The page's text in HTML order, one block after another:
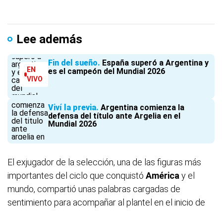
Lee además
EN
VIVO
Fin del sueño España superó a Argentina y
es el campeón del Mundial 2026
Viví la previa Argentina comienza la
defensa del título ante Argelia en el
Mundial 2026
El exjugador de la selección, una de las figuras más
importantes del ciclo que conquistó América y el
mundo, compartió unas palabras cargadas de
sentimiento para acompañar al plantel en el inicio de